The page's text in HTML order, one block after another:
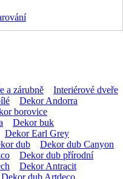
a zárubně
Interiérové dveře
Dekor Andorra
borovice
Dekor buk
Dekor Earl Grey
dub
Dekor dub Canyon
Dekor dub přírodní
Dekor Antracit
Dekor dub Artdeco